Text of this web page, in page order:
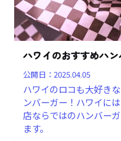
ハワイのおすすめハン
公開日：2025.04.05
ハワイのロコも大好き
ンバーガー！ハワイに
店ならではのハンバー
ます。